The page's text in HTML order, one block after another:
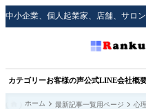
カテゴリーお客様の声公式LINE会社概
ホーム 最新記事一覧用ページ 心理